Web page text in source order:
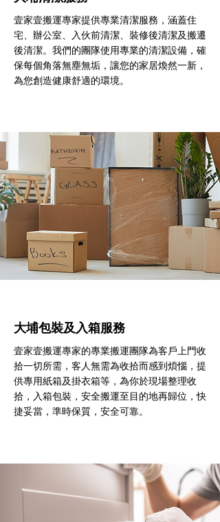
壹家壹搬運專家提供專業清潔服務，涵蓋住
宅、辦公室、入伙前清潔、裝修後清潔及搬遷
後清潔。我們的團隊使用專業的清潔設備，確
保每個角落無塵無垢，讓您的家居煥然一新，
為您創造健康舒適的環境。
大埔包裝及入箱服務
壹家壹搬運專家的專業搬運團隊為客戶上門收
拾一切所需，客人無需為收拾而感到煩惱，提
供專用紙箱及掛衣箱等，為你於現場整理收
拾，入箱包裝，安全搬運至目的地再歸位，快
捷妥當，準時保質，安全可靠。